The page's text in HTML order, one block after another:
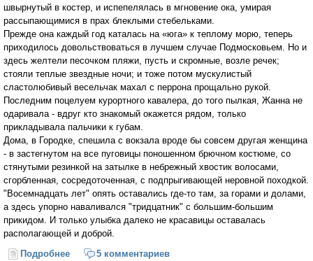
швырнутый в костер, и испепелялась в мгновение ока, умирая
рассыпающимися в прах блеклыми стебельками.
Прежде она каждый год каталась на «юга» к теплому морю, теперь
приходилось довольствоваться в лучшем случае Подмосковьем. Но и
здесь желтели песочком пляжи, пусть и скромные, возле речек;
стояли теплые звездные ночи; и тоже потом мускулистый
сластолюбивый весельчак махал с перрона прощально рукой.
Последним поцелуем курортного кавалера, до того пылкая, Жанна не
одаривала - вдруг кто знакомый окажется рядом, только
прикладывала пальчики к губам.
Дома, в Городке, спешила с вокзала вроде бы совсем другая женщина
- в застегнутом на все пуговицы поношенном брючном костюме, со
стянутыми резинкой на затылке в небрежный хвостик волосами,
сгорбленная, сосредоточенная, с подпрыгивающей неровной походкой.
"Восемнадцать лет" опять оставались где-то там, за горами и долами,
а здесь упорно наваливался "тридцатник" с большим-большим
прикидом. И только улыбка далеко не красавицы оставалась
располагающей и доброй.
Подробнее о День пожилого человека
5 комментариев